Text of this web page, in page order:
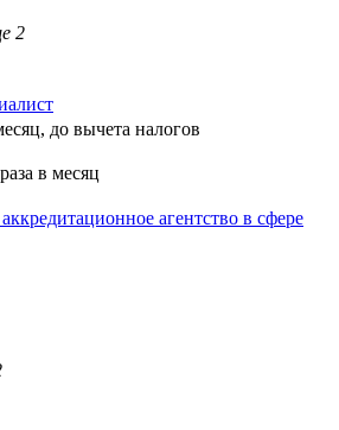
2
до вычета налогов
в месяц
агентство в сфере